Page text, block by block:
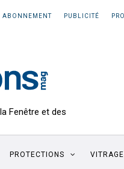
ABONNEMENT PUBLICITÉ
Fenêtre et des
PROTECTIONS